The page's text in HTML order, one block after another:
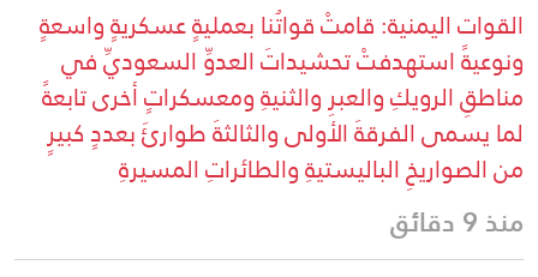
القوات اليمنية: قامتْ قواتُنا بعمليةٍ عسكريةٍ واسعةٍ
ونوعيةً استهدفتْ تحشيداتَ العدوِّ السعوديِّ في
مناطقِ الرويكِ والعبرِ والثنيةِ ومعسكراتٍ أخرى تابعةً
لما يسمى الفرقةَ الأولى والثالثةَ طوارئَ بعددٍ كبيرٍ
من الصواريخِ الباليستيةِ والطائراتِ المسيرةِ
منذ 9 دقائق